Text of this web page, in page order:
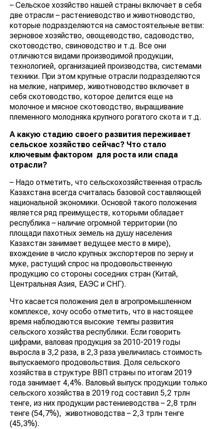
– Сельское хозяйство нашей страны включает в себя
две отрасли – растениеводство и животноводство,
которые подразделяются на самостоятельные ветви:
зерновое хозяйство, овощеводство, садоводство,
скотоводство, свиноводство и т.д. Все они
отличаются видами производимой продукции,
технологией, организацией производства, системами
техники. При этом крупные отрасли подразделяются
на мелкие, например, животноводство включает в
себя скотоводство, которое делится еще на
молочное и мясное скотоводство, выращивание
племенного молодняка крупного рогатого скота и т.д.
А какую стадию своего развития переживает
сельское хозяйство сейчас? Что стало
ключевым фактором для роста или спада
отрасли?
– Надо отметить, что сельскохозяйственная отрасль
Казахстана всегда считалась базовой составляющей
национальной экономики. Основой такого положения
является ряд преимуществ, которыми обладает
республика – наличие огромной территории (по
площади пахотных земель на душу населения
Казахстан занимает ведущее место в мире),
вхождение в число крупных экспортеров по зерну и
муке, растущий спрос на продовольственную
продукцию со стороны соседних стран (Китай,
Центральная Азия, ЕАЭС и СНГ).
Что касается положения дел в агропромышленном
комплексе, хочу особо отметить, что в настоящее
время наблюдаются высокие темпы развития
сельского хозяйства республики. Если говорить
цифрами, валовая продукция за 2010-2019 годы
выросла в 3,2 раза, в 2,3 раза увеличилась стоимость
выпускаемого продовольствия. Доля сельского
хозяйства в структуре ВВП страны по итогам 2019
года занимает 4,4%. Валовый выпуск продукции только
сельского хозяйства в 2019 год составил 5,2 трлн
тенге, из них продукции растениеводства – 2,8 трлн
тенге (54,7%), животноводства – 2,3 трлн тенге
(45,3%).